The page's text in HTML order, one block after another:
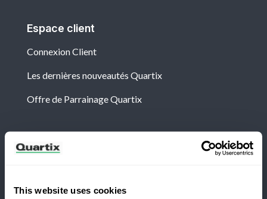
This website uses cookies
Espace client
Connexion Client
Les dernières nouveautés Quartix
Offre de Parrainage Quartix
Newsletter
cas de Quartix